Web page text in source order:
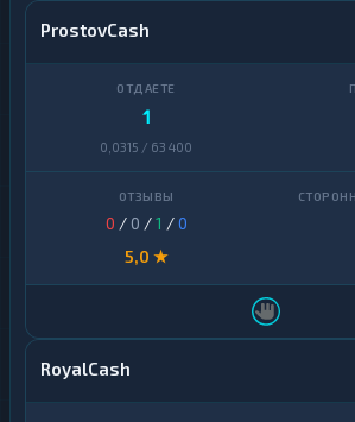
ProstovCash
1
0,0315 / 63 400
0 / 0 /1 /0
5,0 ★
RoyalCash